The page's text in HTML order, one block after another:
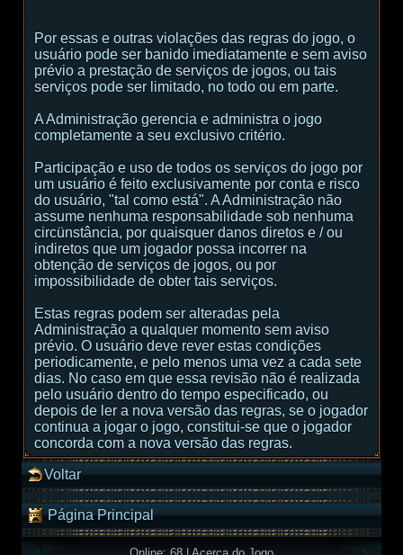
Por essas e outras violações das regras do jogo, o
usuário pode ser banido imediatamente e sem aviso
prévio a prestação de serviços de jogos, ou tais
serviços pode ser limitado, no todo ou em parte.
A Administração gerencia e administra o jogo
completamente a seu exclusivo critério.
Participação e uso de todos os serviços do jogo por
um usuário é feito exclusivamente por conta e risco
do usuário, "tal como está". A Administração não
assume nenhuma responsabilidade sob nenhuma
circünstância, por quaisquer danos diretos e / ou
indiretos que um jogador possa incorrer na
obtenção de serviços de jogos, ou por
impossibilidade de obter tais serviços.
Estas regras podem ser alteradas pela
Administração a qualquer momento sem aviso
prévio. O usuário deve rever estas condições
periodicamente, e pelo menos uma vez a cada sete
dias. No caso em que essa revisão não é realizada
pelo usuário dentro do tempo especificado, ou
depois de ler a nova versão das regras, se o jogador
continua a jogar o jogo, constitui-se que o jogador
concorda com a nova versão das regras.
Voltar
Página Principal